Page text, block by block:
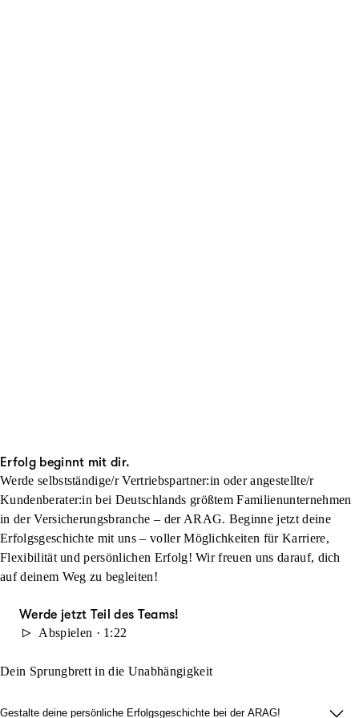
Erfolg beginnt mit dir.
Werde selbstständige/r Vertriebspartner:in oder angestellte/r
Kundenberater:in bei Deutschlands größtem Familienunternehmen
in der Versicherungsbranche – der ARAG. Beginne jetzt deine
Erfolgsgeschichte mit uns – voller Möglichkeiten für Karriere,
Flexibilität und persönlichen Erfolg! Wir freuen uns darauf, dich
auf deinem Weg zu begleiten!
Werde jetzt Teil des Teams!
Abspielen · 1:22
Dein Sprungbrett in die Unabhängigkeit
Gestalte deine persönliche Erfolgsgeschichte bei der ARAG!